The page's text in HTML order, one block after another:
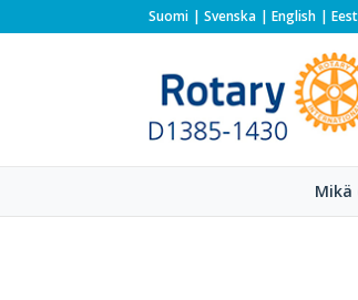
Suomi Svenska English
Mikä